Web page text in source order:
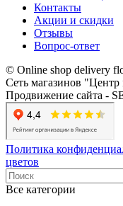
Контакты​
Акции и скидки
Отзывы
Вопрос-ответ
© Online shop delivery
Сеть магазинов "Центр
Продвижение сайта -
Политика
цветов
Все категории